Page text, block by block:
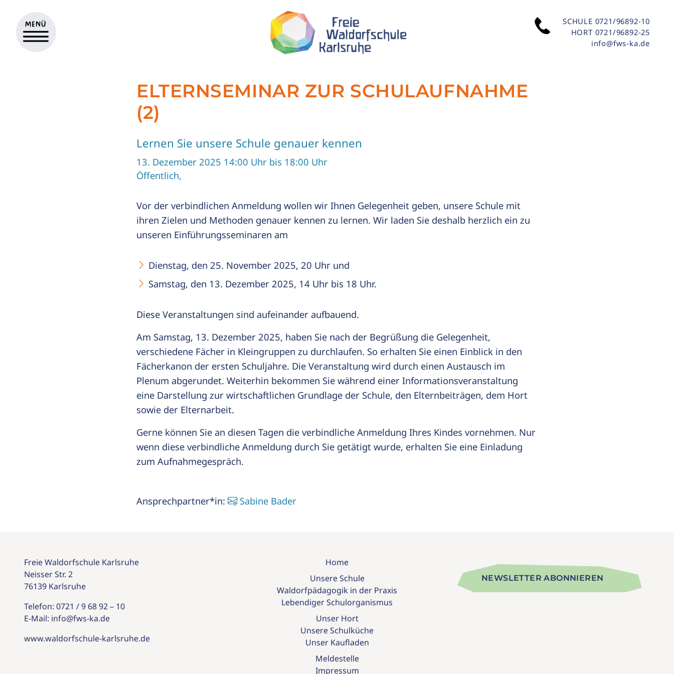
SCHULE 0721/96892-10
HORT 0721/96892-25
info@fws-ka.de
ELTERNSEMINAR ZUR SCHULAUFNAHME
(2)
Lernen Sie unsere Schule genauer kennen
13. Dezember 2025 14:00 Uhr bis 18:00 Uhr
Öffentlich,
Vor der verbindlichen Anmeldung wollen wir Ihnen Gelegenheit geben, unsere Schule mit
ihren Zielen und Methoden genauer kennen zu lernen. Wir laden Sie deshalb herzlich ein zu
unseren Einführungsseminaren am
Dienstag, den 25. November 2025, 20 Uhr und
Samstag, den 13. Dezember 2025, 14 Uhr bis 18 Uhr.
Diese Veranstaltungen sind aufeinander aufbauend.
Am Samstag, 13. Dezember 2025, haben Sie nach der Begrüßung die Gelegenheit,
verschiedene Fächer in Kleingruppen zu durchlaufen. So erhalten Sie einen Einblick in den
Fächerkanon der ersten Schuljahre. Die Veranstaltung wird durch einen Austausch im
Plenum abgerundet. Weiterhin bekommen Sie während einer Informationsveranstaltung
eine Darstellung zur wirtschaftlichen Grundlage der Schule, den Elternbeiträgen, dem Hort
sowie der Elternarbeit.
Gerne können Sie an diesen Tagen die verbindliche Anmeldung Ihres Kindes vornehmen. Nur
wenn diese verbindliche Anmeldung durch Sie getätigt wurde, erhalten Sie eine Einladung
zum Aufnahmegespräch.
Ansprechpartner*in: Sabine Bader
Freie Waldorfschule Karlsruhe
Neisser Str. 2
76139 Karlsruhe
Telefon: 0721 / 9 68 92 – 10
E-Mail: info@fws-ka.de
www.waldorfschule-karlsruhe.de
Home
Unsere Schule
Waldorfpädagogik in der Praxis
Lebendiger Schulorganismus
Unser Hort
Unsere Schulküche
Unser Kaufladen
Meldestelle
Impressum
NEWSLETTER ABONNIEREN